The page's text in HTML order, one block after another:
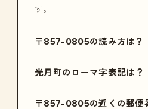
す。
〒857-0805の読み方は？
光月町のローマ字表記は？
〒857-0805の近くの郵便